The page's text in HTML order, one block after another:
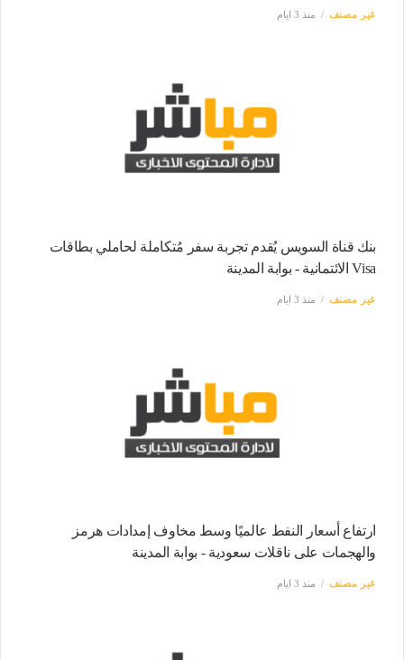
غير مصنف منذ 3 ايام
بنك قناة السويس يُقدم تجربة سفر مُتكاملة لحاملي بطاقات
Visa الائتمانية - بوابة المدينة
غير مصنف منذ 3 ايام
ارتفاع أسعار النفط عالميًا وسط مخاوف إمدادات هرمز
والهجمات على ناقلات سعودية - بوابة المدينة
غير مصنف منذ 3 ايام